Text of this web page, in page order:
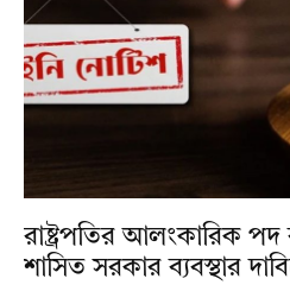
রাষ্ট্রপতির আলংকারিক পদ
শাসিত সরকার ব্যবস্থার